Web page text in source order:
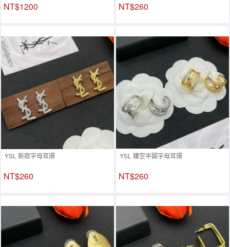
NT$1200 NT$260
YSL 新款字母耳環
NT$260
YSL 鏤空半圓字母耳環
NT$260